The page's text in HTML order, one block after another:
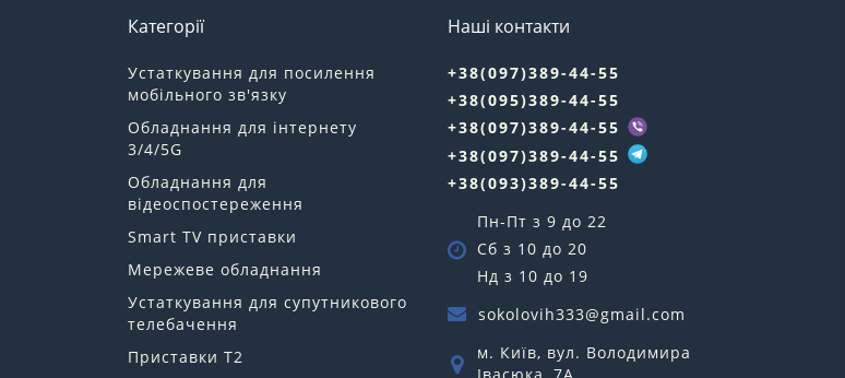
Категорії
Устаткування для посилення
мобільного зв'язку
Обладнання для інтернету
3/4/5G
Обладнання для
відеоспостереження
Smart TV приставки
Мережеве обладнання
Устаткування для супутникового
телебачення
Приставки Т2
Наші контакти
+38(097)389-44-55
+38(095)389-44-55
+38(097)389-44-55
+38(097)389-44-55
+38(093)389-44-55
Пн-Пт з 9 до 22
Сб з 10 до 20
Нд з 10 до 19
sokolovih333@gmail.com
м. Київ, вул. Володимира